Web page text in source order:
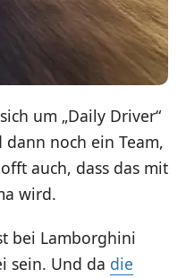
um „Daily Driver“
noch ein Team,
auch, dass das mit
wird.
bei Lamborghini
sein. Und da die